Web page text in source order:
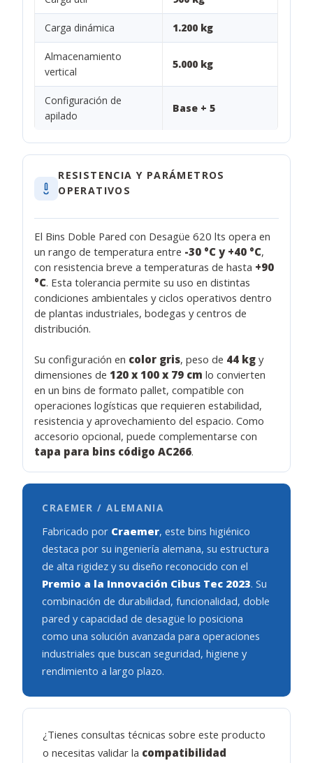
Carga dinámica 1.200 kg
Almacenamiento
vertical
5.000 kg
Configuración de
apilado
Base + 5
RESISTENCIA Y PARÁMETROS
OPERATIVOS
El Bins Doble Pared con Desagüe 620 lts opera en
un rango de temperatura entre -30 °C y +40 °C,
con resistencia breve a temperaturas de hasta +90
°C. Esta tolerancia permite su uso en distintas
condiciones ambientales y ciclos operativos dentro
de plantas industriales, bodegas y centros de
distribución.
Su configuración en color gris, peso de 44 kg y
dimensiones de 120 x 100 x 79 cm lo convierten
en un bins de formato pallet, compatible con
operaciones logísticas que requieren estabilidad,
resistencia y aprovechamiento del espacio. Como
accesorio opcional, puede complementarse con
tapa para bins código AC266.
CRAEMER / ALEMANIA
Fabricado por Craemer, este bins higiénico
destaca por su ingeniería alemana, su estructura
de alta rigidez y su diseño reconocido con el
Premio a la Innovación Cibus Tec 2023. Su
combinación de durabilidad, funcionalidad, doble
pared y capacidad de desagüe lo posiciona
como una solución avanzada para operaciones
industriales que buscan seguridad, higiene y
rendimiento a largo plazo.
¿Tienes consultas técnicas sobre este producto
o necesitas validar la compatibilidad